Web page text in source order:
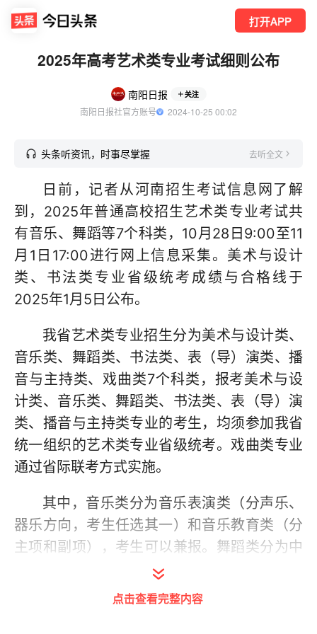
打开APP
2025年高考艺术类专业考试细则公布
南阳日报 关注
南阳日报社官方账号
  2024-10-25 00:02
头条听资讯，时事尽掌握 去听全文
日前，记者从河南招生考试信息网了解
到，2025年普通高校招生艺术类专业考试共
有音乐、舞蹈等7个科类，10月28日9:00至11
月1日17:00进行网上信息采集。美术与设计
类、书法类专业省级统考成绩与合格线于
2025年1月5日公布。
我省艺术类专业招生分为美术与设计类、
音乐类、舞蹈类、书法类、表（导）演类、播
音与主持类、戏曲类7个科类，报考美术与设
计类、音乐类、舞蹈类、书法类、表（导）演
类、播音与主持类专业的考生，均须参加我省
统一组织的艺术类专业省级统考。戏曲类专业
通过省际联考方式实施。
其中，音乐类分为音乐表演类（分声乐、
器乐方向，考生任选其一）和音乐教育类（分
主项和副项），考生可以兼报。舞蹈类分为中
国舞、芭蕾舞、国际标准舞、现代舞、流行
舞，考生任选一种报考。表（导）演类分为戏
点击查看完整内容